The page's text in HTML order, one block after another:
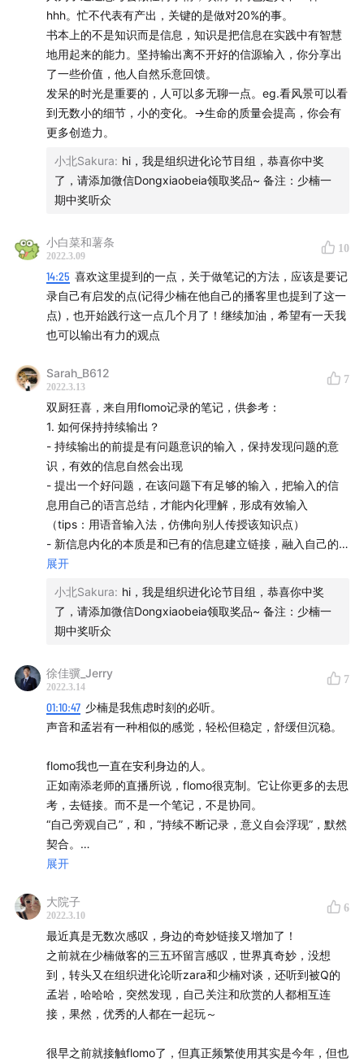
路人。真正的用户粘性，是【跟用户产生了沟通，嵌入生
活，并让用户的生活因此发生变化】【持续提供超出回报的
价值】才有可能让合作源源不断，生生不息。
3⃣️不累的创作和真正的休息
【不是去寻找热情，而是去发掘那些去找那些你比别人不厌
烦、不累的事情】这个观点也很刷新我自己以前的想法。
情，就不允许自己偶尔的颓废。有了很多的自我允许，只是
沉浸享受过程，给了自己一块空间。
少楠还最后提到【发呆的时光很重要，很多创作源于无
聊】，讲到他在公园观察落叶流水的故事。ps.韩炳哲的《倦
回想一下确实是这样，我们的生命里除了一些重大事件，大
部分留在心里的，都是那些无聊的时光。在那些时光里，我
们跟之前失联很久的人事物、跟身边的大自然重新建立连
接，让心松软下来。此刻闭上眼，眼前浮现的是奔跑在内蒙
古大草原的画面，而这段经历已经过去好多年，依然深刻。
允许自己无聊，跟好久不见的朋友们闲聊探索，允许自己在
大自然中奔跑、翻滚、蹲下来观察……多一些无聊的生命是
更加松弛的，松弛的心是更宽更广阔的，很多灵感和事物可
以进得来……其生命质量也是更高的。
此刻麦当劳突然想起《这世界那么多人》：这世界有那么多
人，多幸运我有个我们…光阴的长廊，脚步声叫嚷…身旁那
么多人，这世界不声不响……一边听着，一边记录播客收
获，这样的时光很松弛。
感恩遇见这期播客。感恩主持人和少楠。
hhh。忙不代表有产出，关键的是做对20%的事。
书本上的不是知识而是信息，知识是把信息在实践中有智慧
地用起来的能力。坚持输出离不开好的信源输入，你分享出
了一些价值，他人自然乐意回馈。
发呆的时光是重要的，人可以多无聊一点。eg.看风景可以看
到无数小的细节，小的变化。→生命的质量会提高，你会有
更多创造力。
小北Sakura: hi，我是组织进化论节目组，恭喜你中奖
了，请添加微信Dongxiaobeia领取奖品~ 备注：少楠一
期中奖听众
小白菜和薯条
2022.3.09
10
14:25 喜欢这里提到的一点，关于做笔记的方法，应该是要记
录自己有启发的点(记得少楠在他自己的播客里也提到了这一
点)，也开始践行这一点几个月了！继续加油，希望有一天我
也可以输出有力的观点
Sarah_B612
2022.3.13
7
双厨狂喜，来自用flomo记录的笔记，供参考：
1. 如何保持持续输出？
- 持续输出的前提是有问题意识的输入，保持发现问题的意
识，有效的信息自然会出现
- 提出一个好问题，在该问题下有足够的输入，把输入的信
息用自己的语言总结，才能内化理解，形成有效输入
（tips：用语音输入法，仿佛向别人传授该知识点）
- 新信息内化的本质是和已有的信息建立链接，融入自己的
知识体系
合，二次创作。
- 没有东西可写往往是输入出了问题
2. 细节为何要记录
程，收获情绪和事实双重信息，更容易内化
- 具体和现场往往更有力量
3. 工作技巧
价值和能力，向外传达自己能做什么，不能做什么
- 人时动态变化的，需要时常更新自己的个人说明书，避免
接口错位
- 每周做规划，有明确达成的目标，要做的事情，自己的时
间才不会被不必要的事情、他人的安排填满
4. 工具对个体的塑造
（block），可以更好的和文章间的信息块串联。
- 如果没有观点，你就不值得被关注。功能和外壳是很容易
被复制的，但理念难以被复制，难以被传达，更难以被低损
耗的接收
5. 产品设计中的用户思维
- 沟通可以带来信赖，而信赖可以带来用户价值（flomo共建
者群，少楠入群当客服也是待在现场，感受具体，从而做出
- 坚持诚实，真诚沟通，会带来更高的长期价值
展开
小北Sakura: hi，我是组织进化论节目组，恭喜你中奖
了，请添加微信Dongxiaobeia领取奖品~ 备注：少楠一
期中奖听众
徐佳骥_Jerry
2022.3.14
7
01:10:47 少楠是我焦虑时刻的必听。
声音和孟岩有一种相似的感觉，轻松但稳定，舒缓但沉稳。
flomo我也一直在安利身边的人。
正如南添老师的直播所说，flomo很克制。它让你更多的去思
考，去链接。而不是一个笔记，不是协同。
“自己旁观自己”，和，“持续不断记录，意义自会浮现”，默然
契合。
一点。
因为太想赢，太想比别人好，总是怕错过，怕失去领导的欢
心。
其实，做好自己，坚定走自己的方向，走的足够久，就会有
同路人。
展开
大院子
2022.3.10
6
最近真是无数次感叹，身边的奇妙链接又增加了！
之前就在少楠做客的三五环留言感叹，世界真奇妙，没想
到，转头又在组织进化论听zara和少楠对谈，还听到被Q的
孟岩，哈哈哈，突然发现，自己关注和欣赏的人都相互连
接，果然，优秀的人都在一起玩～
很早之前就接触flomo了，但真正频繁使用其实是今年，但也